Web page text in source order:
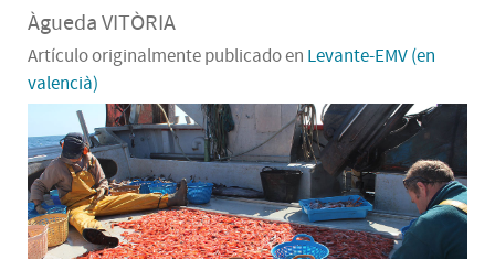
Àgueda VITÒRIA
Artículo originalmente publicado en Levante-EMV (en
valencià)